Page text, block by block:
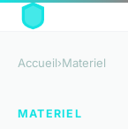
Accueil›Materiel
MATERIEL